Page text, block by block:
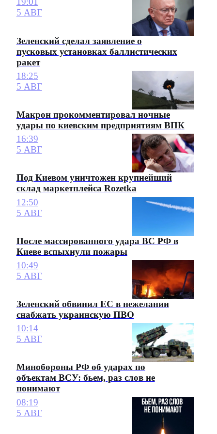
5 АВГ
Зеленский сделал заявление о
пусковых установках баллистических
ракет
18:25
5 АВГ
Макрон прокомментировал ночные
удары по киевским предприятиям ВПК
16:39
5 АВГ
Под Киевом уничтожен крупнейший
склад маркетплейса Rozetka
12:50
5 АВГ
После массированного удара ВС РФ в
Киеве вспыхнули пожары
10:49
5 АВГ
Зеленский обвинил ЕС в нежелании
снабжать украинскую ПВО
10:14
5 АВГ
Минобороны РФ об ударах по
объектам ВСУ: бьем, раз слов не
понимают
08:19
5 АВГ